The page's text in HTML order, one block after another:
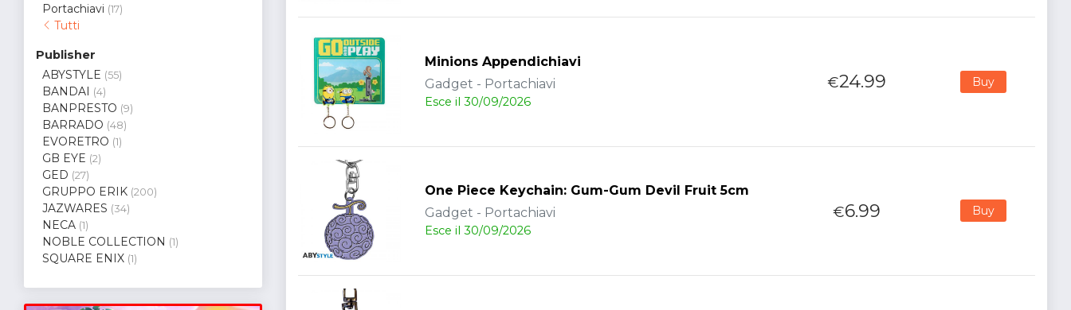
Portachiavi (17)
Tutti
Publisher
ABYSTYLE (55)
BANDAI (4)
BANPRESTO (9)
BARRADO (48)
EVORETRO (1)
GB EYE (2)
GED (27)
GRUPPO ERIK (200)
JAZWARES (34)
NECA (1)
NOBLE COLLECTION (1)
SQUARE ENIX (1)
Minions Appendichiavi
Gadget - Portachiavi
Esce il 30/09/2026
€24.99 Buy
One Piece Keychain: Gum-Gum Devil Fruit 5cm
Gadget - Portachiavi
Esce il 30/09/2026
€6.99 Buy